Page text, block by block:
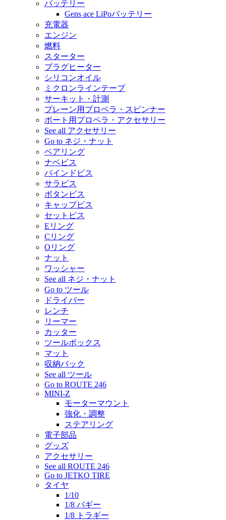
バッテリー
Gens ace LiPoバッテリー
充電器
エンジン
燃料
スターター
プラグヒーター
シリコンオイル
ミクロンラインテープ
サーキット・計測
プレーン用プロペラ・スピンナー
ボート用プロペラ・アクセサリー
See all アクセサリー
Go to ネジ・ナット
ベアリング
ナベビス
バインドビス
サラビス
ボタンビス
キャップビス
セットビス
Eリング
Cリング
Oリング
ナット
ワッシャー
See all ネジ・ナット
Go to ツール
ドライバー
レンチ
リーマー
カッター
ツールボックス
マット
収納バック
See all ツール
Go to ROUTE 246
MINI-Z
モーターマウント
強化・調整
ステアリング
電子部品
グッズ
アクセサリー
See all ROUTE 246
Go to JETKO TIRE
タイヤ
1/10
1/8 バギー
1/8 トラギー